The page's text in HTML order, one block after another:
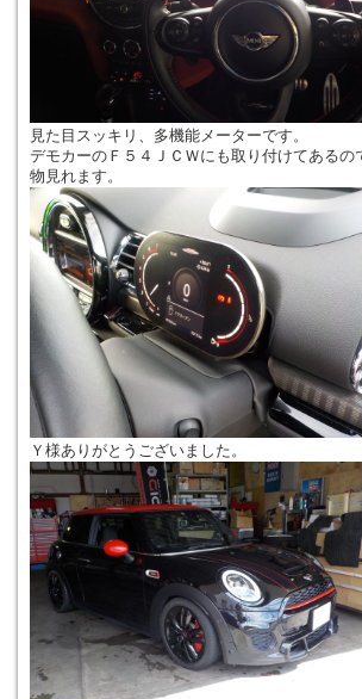
見た目スッキリ、多機能メーターです。
デモカーのＦ５４ＪＣＷにも取り付けてあるの
物見れます。
Ｙ様ありがとうございました。